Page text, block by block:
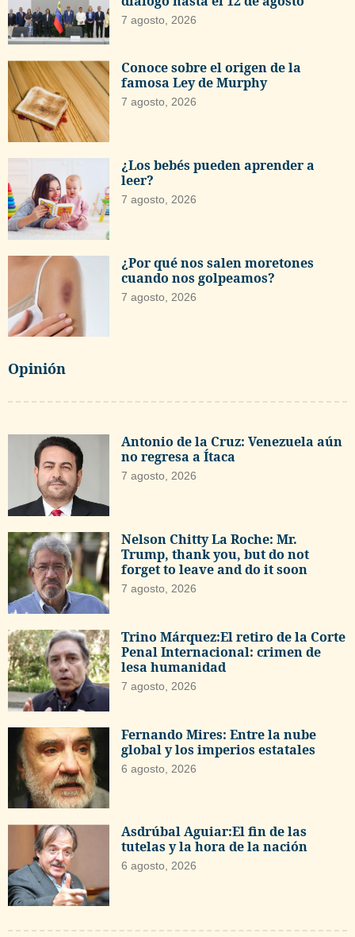
7 agosto, 2026
Conoce sobre el origen de la
famosa Ley de Murphy
7 agosto, 2026
¿Los bebés pueden aprender a
leer?
7 agosto, 2026
¿Por qué nos salen moretones
cuando nos golpeamos?
7 agosto, 2026
Opinión
Antonio de la Cruz: Venezuela aún
no regresa a Ítaca
7 agosto, 2026
Nelson Chitty La Roche: Mr.
Trump, thank you, but do not
forget to leave and do it soon
7 agosto, 2026
Trino Márquez:El retiro de la Corte
Penal Internacional: crimen de
lesa humanidad
7 agosto, 2026
Fernando Mires: Entre la nube
global y los imperios estatales
6 agosto, 2026
Asdrúbal Aguiar:El fin de las
tutelas y la hora de la nación
6 agosto, 2026